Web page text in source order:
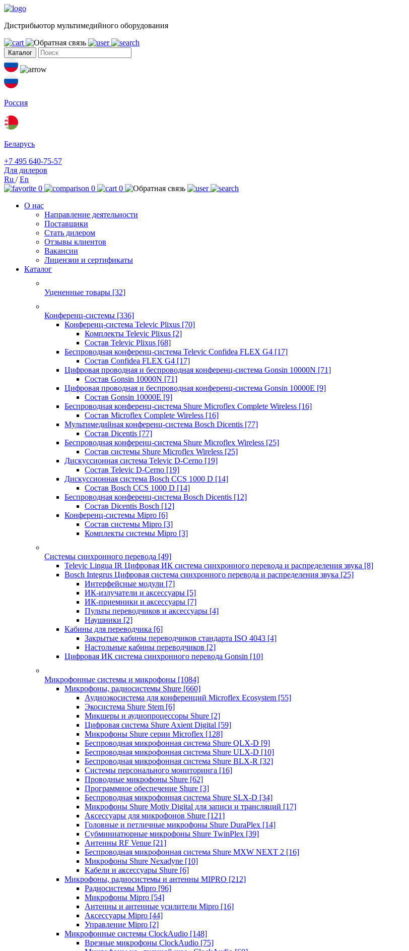
Дистрибьютор мультимедийного оборудования
Каталог
Россия
Беларусь
+7 495 640-75-57
Для дилеров
Ru /En
0
0
0
О нас
Направление деятельности
Поставщики
Стать дилером
Отзывы клиентов
Вакансии
Лицензии и сертификаты
Каталог
Уцененные товары [32]
Конференц-системы [336]
Конференц-система Televic Plixus [70]
Комплекты Televic Plixus [2]
Состав Televic Plixus [68]
Беспроводная конференц-система Televic Confidea FLEX G4 [17]
Состав Confidea FLEX G4 [17]
Цифровая проводная и беспроводная конференц-система Gonsin 10000N [71]
Состав Gonsin 10000N [71]
Цифровая проводная и беспроводная конференц-система Gonsin 10000E [9]
Состав Gonsin 10000E [9]
Беспроводная конференц-система Shure Microflex Complete Wireless [16]
Состав Microflex Complete Wireless [16]
Мультимедийная конференц-система Bosch Dicentis [77]
Состав Dicentis [77]
Беспроводная конференц-система Shure Microflex Wireless [25]
Состав системы Shure Microflex Wireless [25]
Дискуссионная система Televic D-Cerno [19]
Состав Televic D-Cerno [19]
Дискуссионная система Bosch CCS 1000 D [14]
Состав Bosch CCS 1000 D [14]
Беспроводная конференц-система Bosch Dicentis [12]
Состав Dicentis Bosch [12]
Конференц-системы Mipro [6]
Состав системы Mipro [3]
Комплекты системы Mipro [3]
Системы синхронного перевода [49]
Televic Lingua IR Цифровая ИК система синхронного перевода и распределения звука [8]
Bosch Integrus Цифровая система синхронного перевода и распределения звука [25]
Интерфейсные модули [7]
ИК-излучатели и аксессуары [5]
ИК-приемники и аксессуары [7]
Пульты переводчиков и аксессуары [4]
Наушники [2]
Кабины для переводчика [6]
Закрытые кабины переводчиков стандарта ISO 4043 [4]
Настольные кабины переводчиков [2]
Цифровая ИК система синхронного перевода Gonsin [10]
Микрофонные системы и микрофоны [1084]
Микрофоны, радиосистемы Shure [660]
Аудиоэкосистема для конференций Microflex Ecosystem [55]
Экосистема Shure Stem [6]
Микшеры и аудиопроцессоры Shure [2]
Цифровая система Shure Axient Digital [59]
Микрофоны Shure серии Microflex [128]
Беспроводная микрофонная система Shure QLX-D [9]
Беспроводная микрофонная система Shure ULX-D [10]
Беспроводная микрофонная система Shure BLX-R [32]
Системы персонального мониторинга [16]
Проводные микрофоны Shure [62]
Программное обеспечение Shure [3]
Беспроводная микрофонная система Shure SLX-D [34]
Микрофоны Shure Motiv Digital для записи и трансляций [17]
Аксессуары для микрофонов Shure [121]
Головные и петличные микрофоны Shure DuraPlex [14]
Субминиатюрные микрофоны Shure TwinPlex [39]
Антенны RF Venue [21]
Беспроводная микрофонная система Shure MXW NEXT 2 [16]
Микрофоны Shure Nexadyne [10]
Кабели и аксессуары Shure [6]
Микрофоны, радиосистемы и антенны MIPRO [212]
Радиосистемы Mipro [96]
Микрофоны Mipro [54]
Антенны и антенные усилители Mipro [16]
Аксессуары Mipro [44]
Управление Mipro [2]
Микрофонные системы ClockAudio [148]
Врезные микрофоны ClockAudio [75]